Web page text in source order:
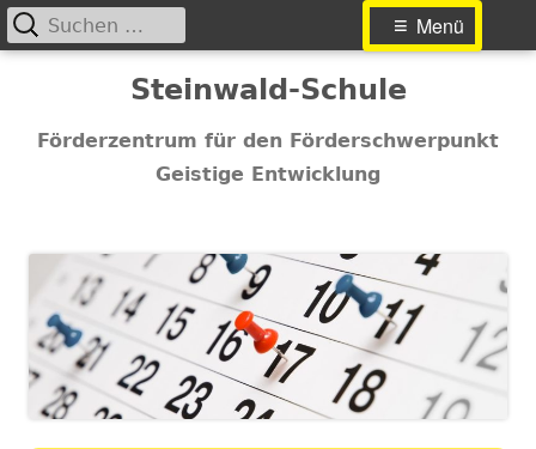
Inhalt
Steinwald-Schule
Förderzentrum für den Förderschwerpunkt
Geistige Entwicklung
Primäres
Menü
Suchen
nach: